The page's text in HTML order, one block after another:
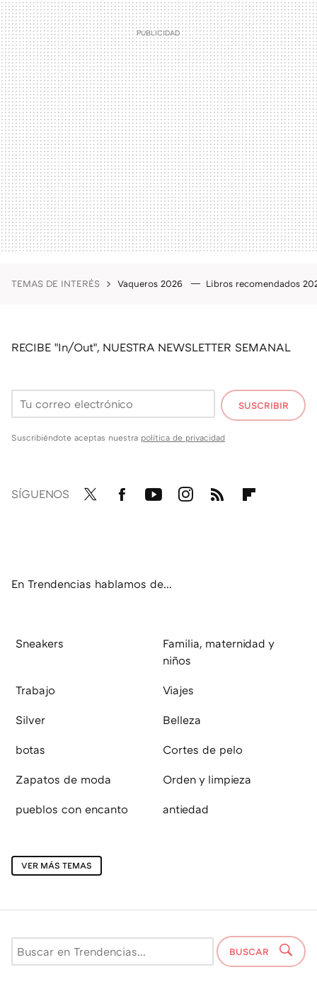
TEMAS DE INTERÉS Vaqueros 2026 Libros recomendados
RECIBE "In/Out", NUESTRA NEWSLETTER SEMANAL
SUSCRIBIR
Suscribiéndote aceptas nuestra política de privacidad
SÍGUENOS
En Trendencias hablamos de...
Sneakers
Familia, maternidad y
niños
Trabajo Viajes
Silver Belleza
botas Cortes de pelo
Zapatos de moda Orden y limpieza
pueblos con encanto antiedad
VER MÁS TEMAS
BUSCAR